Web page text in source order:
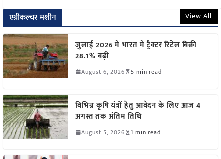
एग्रीकल्चर मशीन View All
जुलाई 2026 में भारत में ट्रैक्टर रिटेल बिक्री
28.1% बढ़ी
August 6, 2026 5 min read
विभिन्न कृषि यंत्रों हेतु आवेदन के लिए आज 4
अगस्त तक अंतिम तिथि
August 5, 2026 1 min read